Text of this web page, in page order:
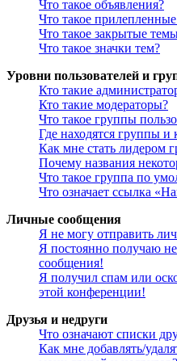
Что такое объявления?
Что такое
Что такое закрытые
Что такое значки тем?
Уровни пользователей и
Кто такие
Кто такие модераторы?
Что такое группы
Где находятся группы и
Как мне стать лидером
Почему названия
Что такое группа по
Что означает ссылка
Личные сообщения
Я не могу отправить
Я постоянно получаю
сообщения!
Я получил спам или
этой конференции!
Друзья и недруги
Что означают списки
Как мне добавлять/